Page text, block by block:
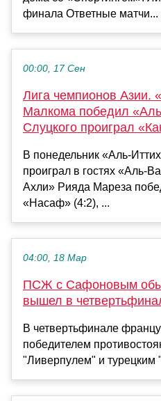
финала Ответные матчи...
00:00, 17 Сен
Лига чемпионов Азии.
Малкома победил
Слуцкого проиграл
В понедельник «Аль-
проиграл в гостях «Аль-
Ахли» Рияда Мареза
«Насаф» (4:2), ...
04:00, 18 Мар
ПСЖ с Сафоновым
вышел в
В четвертьфинале
победителем
"Ливерпулем" и турецким